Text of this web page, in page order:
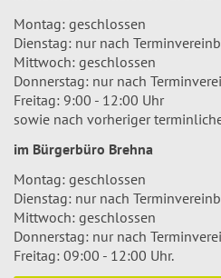
Montag: geschlossen
Dienstag: nur nach
Mittwoch: geschlossen
Donnerstag: nur nach
Freitag: 9:00 - 12:00 Uhr
sowie nach vorheriger
im Bürgerbüro Brehna
Montag: geschlossen
Dienstag: nur nach
Mittwoch: geschlossen
Donnerstag: nur nach
Freitag: 09:00 - 12:00 Uhr.